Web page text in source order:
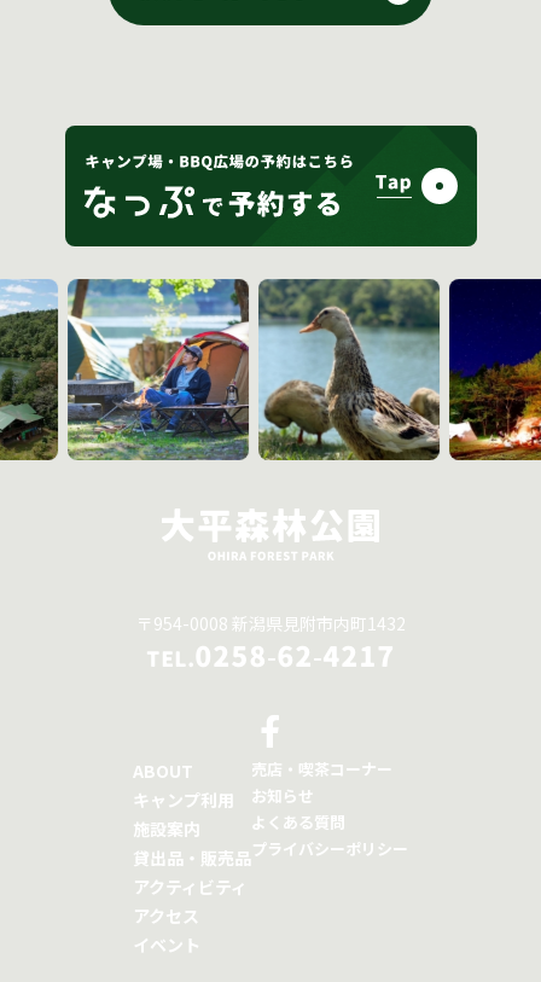
〒954-0008 新潟県見附市内町1432
TEL.0258-62-4217
ABOUT
キャンプ利用
施設案内
貸出品・販売品
アクティビティ
アクセス
イベント
売店・喫茶コーナー
お知らせ
よくある質問
プライバシーポリシー